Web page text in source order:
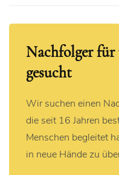
Nachfolger für
gesucht
Wir suchen einen
die seit 16 Jahren
Menschen begleitet
in neue Hände zu